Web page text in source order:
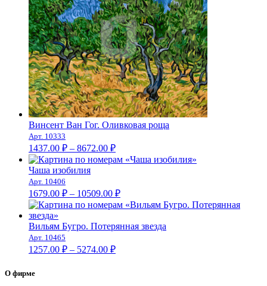
8261.00 ₽
Винсент Ван Гог. Оливковая роща
Арт. 10333
1437.00 ₽ – 8672.00 ₽Диапазон
цен:
8672.00 ₽
Чаша изобилия
Арт. 10406
1679.00 ₽ – 10509.00 ₽Диапазон
цен:
–
Вильям Бугро. Потерянная звезда
Арт. 10465
1257.00 ₽ – 5274.00 ₽Диапазон
О фирме